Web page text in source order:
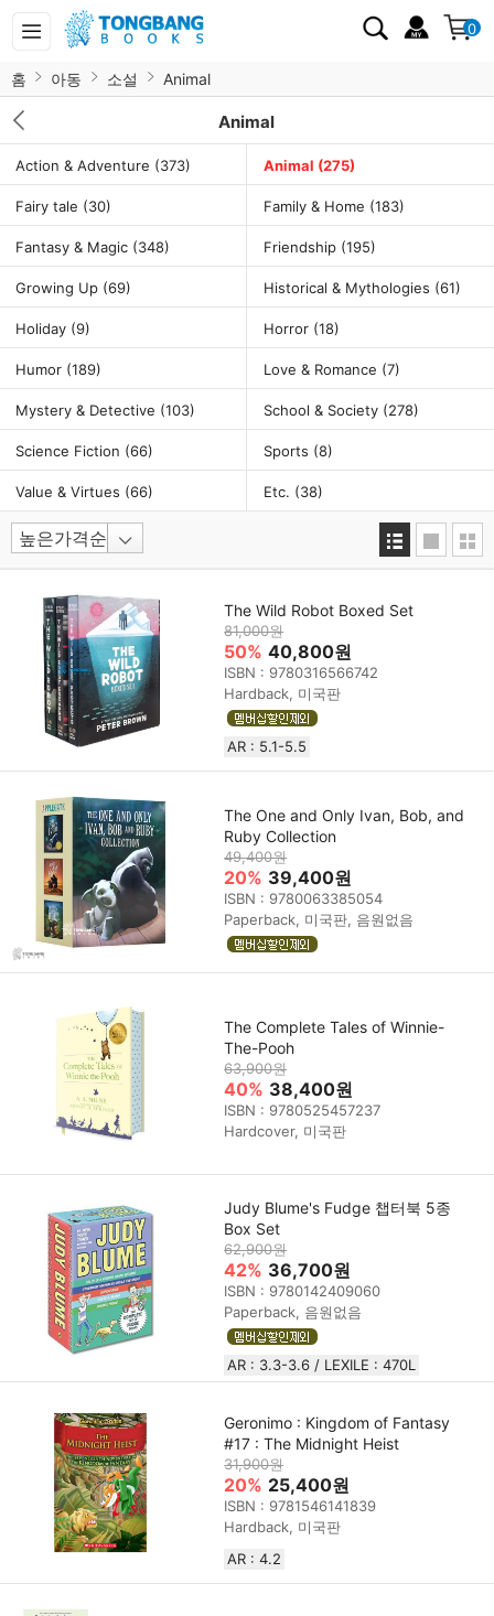
0
홈 아동 소설 Animal
Animal
Action & Adventure (373) Animal (275)
Fairy tale (30) Family & Home (183)
Fantasy & Magic (348) Friendship (195)
Growing Up (69) Historical & Mythologies (61)
Holiday (9) Horror (18)
Humor (189) Love & Romance (7)
Mystery & Detective (103) School & Society (278)
Science Fiction (66) Sports (8)
Value & Virtues (66) Etc. (38)
The Wild Robot Boxed Set
81,000원
50% 40,800원
ISBN : 9780316566742
Hardback, 미국판
AR : 5.1-5.5
The One and Only Ivan, Bob, and
Ruby Collection
49,400원
20% 39,400원
ISBN : 9780063385054
Paperback, 미국판, 음원없음
The Complete Tales of Winnie-
The-Pooh
63,900원
40% 38,400원
ISBN : 9780525457237
Hardcover, 미국판
Judy Blume's Fudge 챕터북 5종
Box Set
62,900원
42% 36,700원
ISBN : 9780142409060
Paperback, 음원없음
AR : 3.3-3.6 / LEXILE : 470L
Geronimo : Kingdom of Fantasy
#17 : The Midnight Heist
31,900원
20% 25,400원
ISBN : 9781546141839
Hardback, 미국판
AR : 4.2